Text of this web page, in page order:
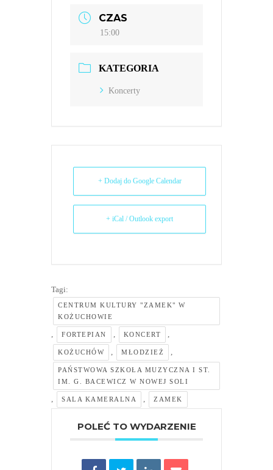
CZAS
15:00
KATEGORIA
Koncerty
+ Dodaj do Google Calendar
+ iCal / Outlook export
Tagi:
CENTRUM KULTURY "ZAMEK" W
KOŻUCHOWIE
, FORTEPIAN , KONCERT ,
KOŻUCHÓW , MŁODZIEŻ ,
PAŃSTWOWA SZKOŁA MUZYCZNA I ST.
IM. G. BACEWICZ W NOWEJ SOLI
, SALA KAMERALNA , ZAMEK
POLEĆ TO WYDARZENIE